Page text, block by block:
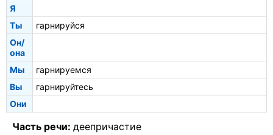
Я
Ты
гарнируйся
Он/
она
Мы
гарнируемся
Вы
гарнируйтесь
Они
Часть речи: деепричастие